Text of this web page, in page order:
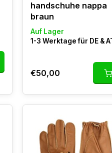
handschuhe nappa
braun
Auf Lager
1-3 Werktage für DE &
€50,00